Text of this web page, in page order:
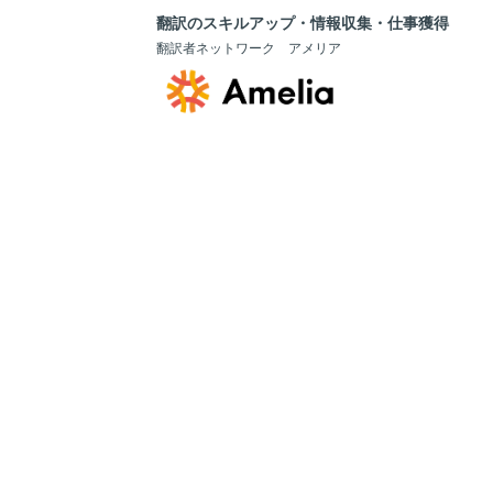
翻訳のスキルアップ・情報収集・仕事獲得
翻訳者ネットワーク アメリア